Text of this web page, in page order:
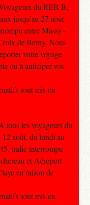
du RER B,
jusqu'au 27 août
entre Massy–
de Berny. Nous
votre voyage
ou à anticiper vos
sont mis en
tous les voyageurs du
août, du lundi au
trafic interrompu
et Aéroport
en raison de
sont mis en